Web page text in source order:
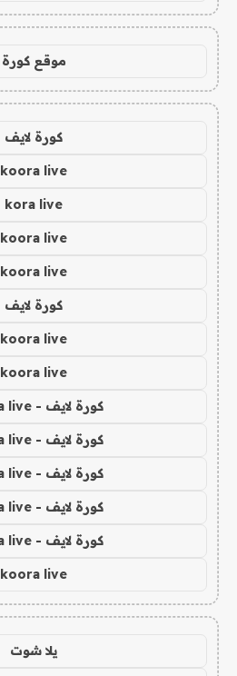
موقع كورة
كورة لايف
koora live
kora live
koora live
koora live
كورة لايف
koora live
koora live
كورة لايف - koora live
كورة لايف - koora live
كورة لايف - koora live
كورة لايف - koora live
كورة لايف - koora live
koora live
يلا شوت